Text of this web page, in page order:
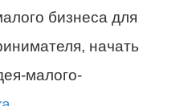
бизнеса для
начать
малого-